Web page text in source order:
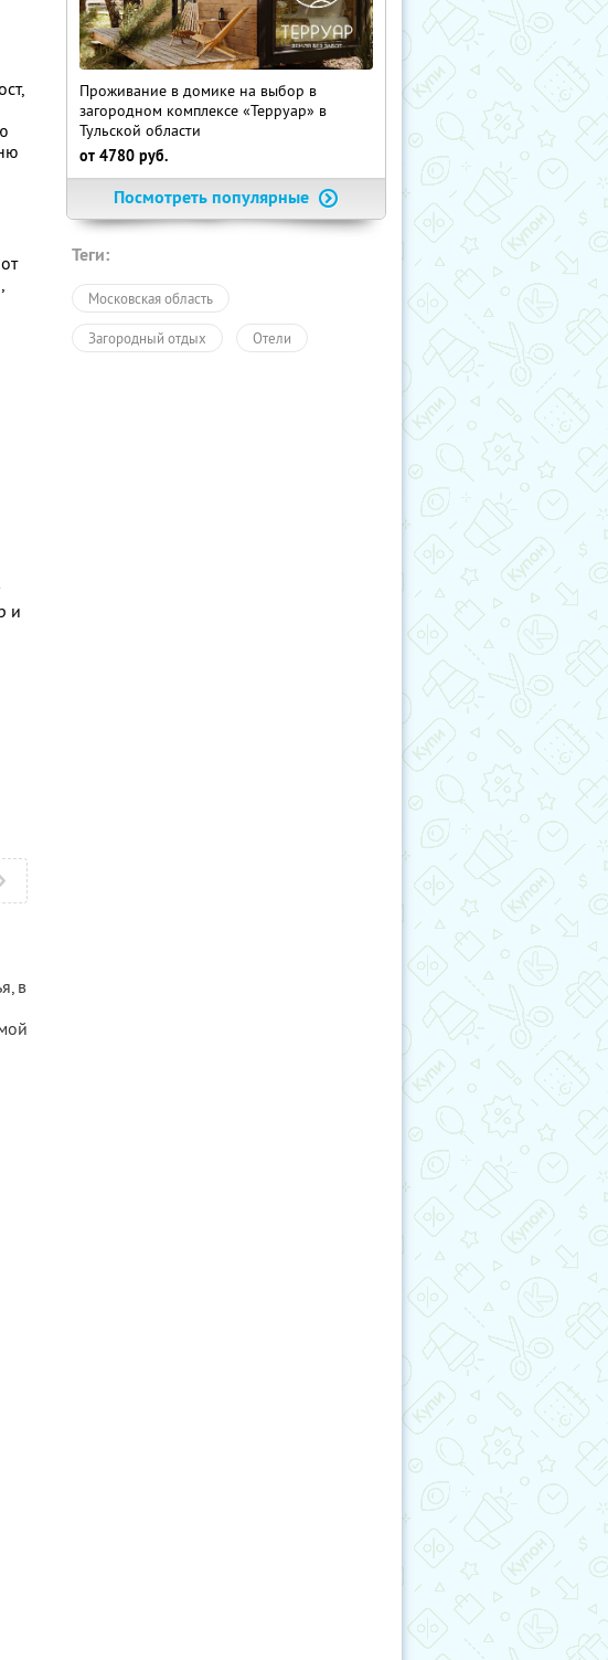
и
в
Проживание в домике на выбор в
загородном комплексе «Терруар» в
Тульской области
от 4780 руб.
Посмотреть популярные
Теги:
Московская область
Загородный отдых Отели